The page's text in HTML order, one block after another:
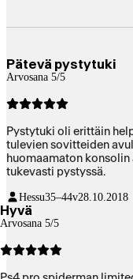
Pätevä pystytuki
Arvosana 5/5
Pystytuki oli erittäin
tulevien sovitteiden
huomaamaton
tukevasti pystyssä.
Hessu35–44v28.10.2018
Hyvä
Arvosana 5/5